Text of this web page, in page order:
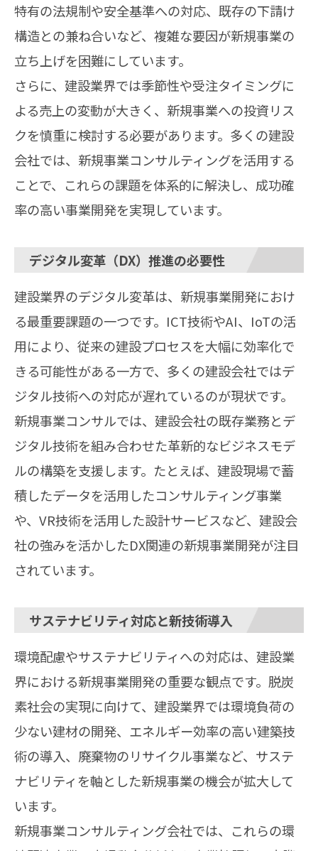
特有の法規制や安全基準への対応、既存の下請け
構造との兼ね合いなど、複雑な要因が新規事業の
立ち上げを困難にしています。
さらに、建設業界では季節性や受注タイミングに
よる売上の変動が大きく、新規事業への投資リス
クを慎重に検討する必要があります。多くの建設
会社では、新規事業コンサルティングを活用する
ことで、これらの課題を体系的に解決し、成功確
率の高い事業開発を実現しています。
デジタル変革（DX）推進の必要性
建設業界のデジタル変革は、新規事業開発におけ
る最重要課題の一つです。ICT技術やAI、IoTの活
用により、従来の建設プロセスを大幅に効率化で
きる可能性がある一方で、多くの建設会社ではデ
ジタル技術への対応が遅れているのが現状です。
新規事業コンサルでは、建設会社の既存業務とデ
ジタル技術を組み合わせた革新的なビジネスモデ
ルの構築を支援します。たとえば、建設現場で蓄
積したデータを活用したコンサルティング事業
や、VR技術を活用した設計サービスなど、建設会
社の強みを活かしたDX関連の新規事業開発が注目
されています。
サステナビリティ対応と新技術導入
環境配慮やサステナビリティへの対応は、建設業
界における新規事業開発の重要な観点です。脱炭
素社会の実現に向けて、建設業界では環境負荷の
少ない建材の開発、エネルギー効率の高い建築技
術の導入、廃棄物のリサイクル事業など、サステ
ナビリティを軸とした新規事業の機会が拡大して
います。
新規事業コンサルティング会社では、これらの環